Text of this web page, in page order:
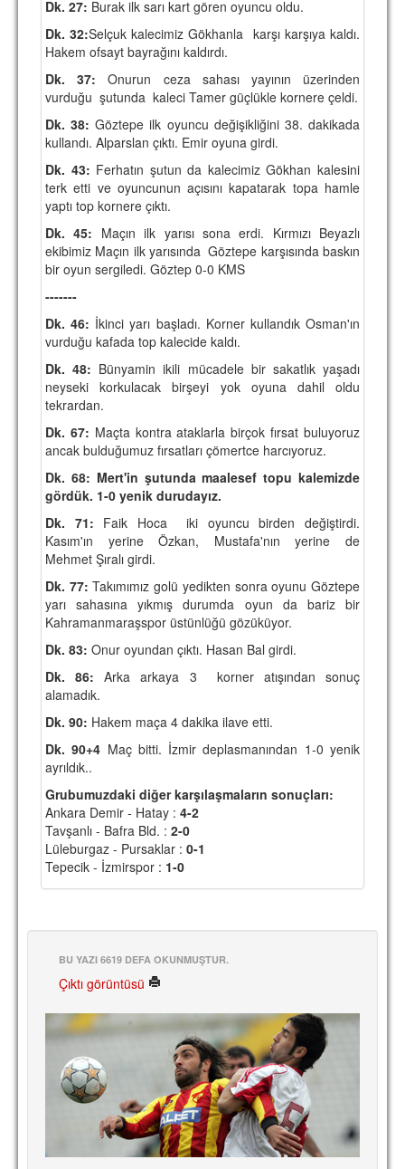
BASINDAN
KUPA MAÇLARI
ESKi BAŞKANLAR
HAKKIMIZDA
MİSYON
HAKKIMIZDA
İRTİBAT
REKLAM YAYINI
Dk. 27: Burak ilk sarı kart gören oyuncu oldu.
Dk. 32:Selçuk kalecimiz Gökhanla karşı karşıya kaldı.
Hakem ofsayt bayrağını kaldırdı.
Dk. 37: Onurun ceza sahası yayının üzerinden
vurduğu şutunda kaleci Tamer güçlükle kornere çeldi.
Dk. 38: Göztepe ilk oyuncu değişikliğini 38. dakikada
kullandı. Alparslan çıktı. Emir oyuna girdi.
Dk. 43: Ferhatın şutun da kalecimiz Gökhan kalesini
terk etti ve oyuncunun açısını kapatarak topa hamle
yaptı top kornere çıktı.
Dk. 45: Maçın ilk yarısı sona erdi. Kırmızı Beyazlı
ekibimiz Maçın ilk yarısında Göztepe karşısında baskın
bir oyun sergiledi. Göztep 0-0 KMS
-------
Dk. 46: İkinci yarı başladı. Korner kullandık Osman'ın
vurduğu kafada top kalecide kaldı.
Dk. 48: Bünyamin ikili mücadele bir sakatlık yaşadı
neyseki korkulacak birşeyi yok oyuna dahil oldu
tekrardan.
Dk. 67: Maçta kontra ataklarla birçok fırsat buluyoruz
ancak bulduğumuz fırsatları çömertce harcıyoruz.
Dk. 68: Mert'in şutunda maalesef topu kalemizde
gördük. 1-0 yenik durudayız.
Dk. 71: Faik Hoca iki oyuncu birden değiştirdi.
Kasım'ın yerine Özkan, Mustafa'nın yerine de
Mehmet Şıralı girdi.
Dk. 77:Takımımız golü yedikten sonra oyunu Göztepe
yarı sahasına yıkmış durumda oyun da bariz bir
Kahramanmaraşspor üstünlüğü gözüküyor.
Dk. 83: Onur oyundan çıktı. Hasan Bal girdi.
Dk. 86:Arka arkaya 3 korner atışından sonuç
alamadık.
Dk. 90: Hakem maça 4 dakika ilave etti.
Dk. 90+4 Maç bitti. İzmir deplasmanından 1-0 yenik
ayrıldık..
Grubumuzdaki diğer karşılaşmaların sonuçları:
Ankara Demir - Hatay : 4-2
Tavşanlı - Bafra Bld. : 2-0
Lüleburgaz - Pursaklar : 0-1
Tepecik - İzmirspor : 1-0
BU YAZI 6619 DEFA OKUNMUŞTUR.
Çıktı görüntüsü